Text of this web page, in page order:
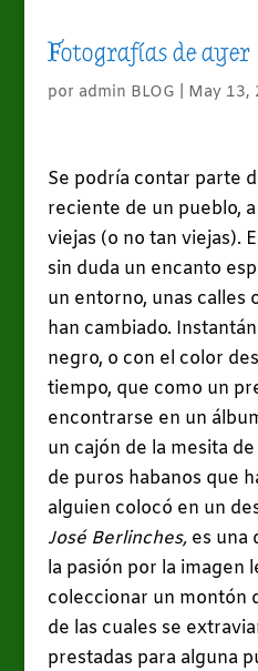
Fotografías de ayer
por admin BLOG May 13,
Se podría contar parte
reciente de un pueblo,
viejas (o no tan viejas).
sin duda un encanto
un entorno, unas calles
han cambiado.
negro, o con el color
tiempo, que como un
encontrarse en un
un cajón de la mesita
de puros habanos que
alguien colocó en un
José Berlinches,es una
la pasión por la imagen
coleccionar un montón
de las cuales se
prestadas para alguna